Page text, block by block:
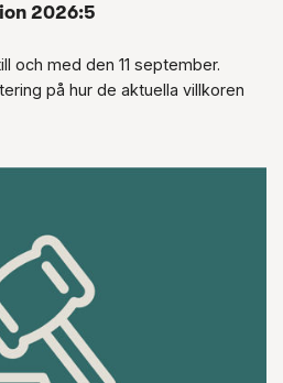
2026:5
och med den 11 september.
på hur de aktuella villkoren